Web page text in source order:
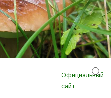
Официальный
сайт